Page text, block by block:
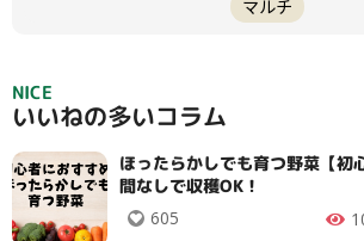
タイプ
大テーマ
マルチ
NICE
いいねの多いコラム
ほったらかしでも育つ野菜【初
間なしで収穫OK！
605